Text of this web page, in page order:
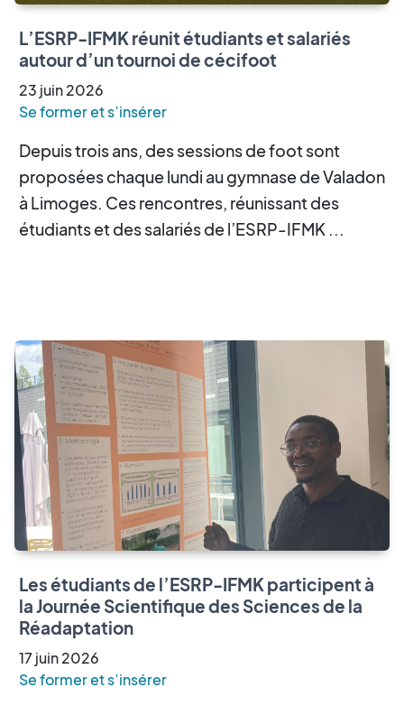
L’ESRP-IFMK réunit étudiants et salariés
autour d’un tournoi de cécifoot
23 juin2026
Se former et s’insérer
Depuis trois ans, des sessions de foot sont
proposées chaque lundi au gymnase de Valadon
à Limoges. Ces rencontres, réunissant des
étudiants et des salariés de l’ESRP-IFMK ...
Les étudiants de l’ESRP-IFMK participent à
la Journée Scientifique des Sciences de la
Réadaptation
17juin2026
Se former et s’insérer